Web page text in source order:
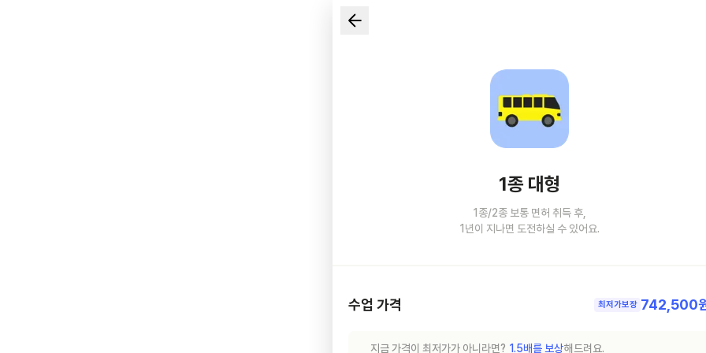
1종 대형
1종/2종 보통 면허 취득 후,
1년이 지나면 도전하실 수 있어요.
수업 가격 최저가보장 742,500
지금 가격이 최저가가 아니라면? 1.5배를 보상해드려요.